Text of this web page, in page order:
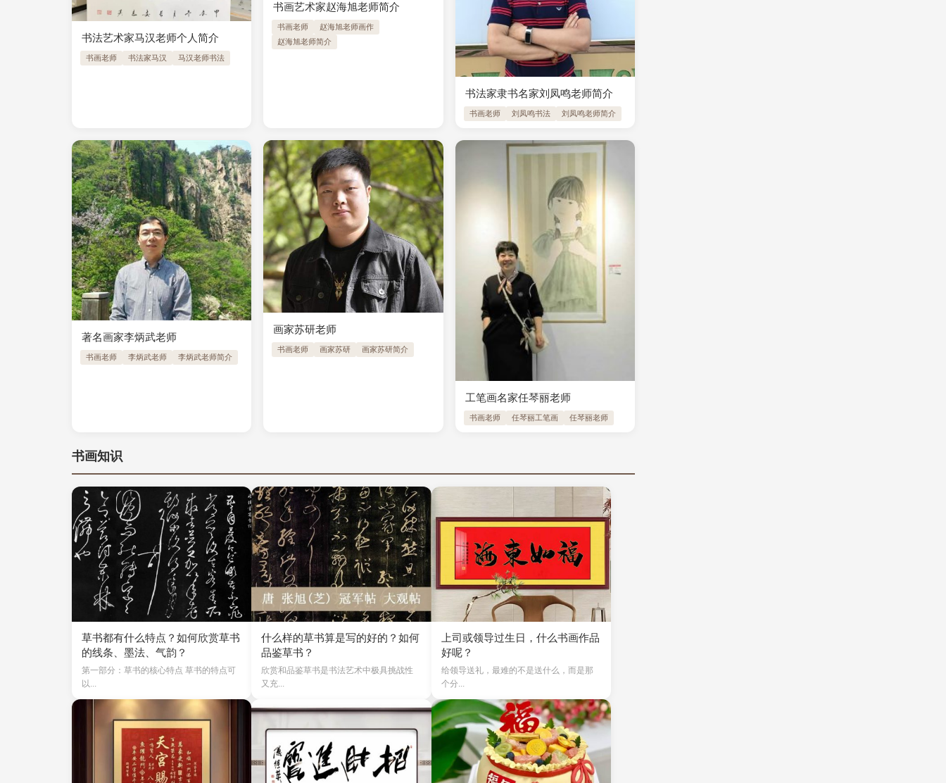
书法艺术家马汉老师个人简介
书画老师 书法家马汉 马汉老师书法
书画艺术家赵海旭老师简介
书画老师
赵海旭老师画作
赵海旭老师简介
书法家隶书名家刘凤鸣老师简介
书画老师 刘凤鸣书法 刘凤鸣老师简介
著名画家李炳武老师
书画老师 李炳武老师 李炳武老师简介
画家苏研老师
书画老师 画家苏研 画家苏研简介
工笔画名家任琴丽老师
书画老师 任琴丽工笔画 任琴丽老师
书画知识
草书都有什么特点？如何欣赏草书
的线条、墨法、气韵？
第一部分：草书的核心特点 草书的特点可
以...
什么样的草书算是写的好的？如何
品鉴草书？
欣赏和品鉴草书是书法艺术中极具挑战性
又充...
上司或领导过生日，什么书画作品
好呢？
给领导送礼，最难的不是送什么，而是那
个分...